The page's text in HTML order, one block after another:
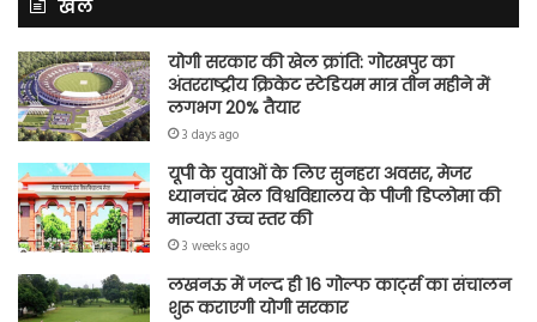
खेल
योगी सरकार की खेल क्रांति: गोरखपुर का
अंतरराष्ट्रीय क्रिकेट स्टेडियम मात्र तीन महीने में
लगभग 20% तैयार
3 days ago
यूपी के युवाओं के लिए सुनहरा अवसर, मेजर
ध्यानचंद खेल विश्वविद्यालय के पीजी डिप्लोमा की
मान्यता उच्च स्तर की
3 weeks ago
लखनऊ में जल्द ही 16 गोल्फ कार्ट्स का संचालन
शुरू कराएगी योगी सरकार